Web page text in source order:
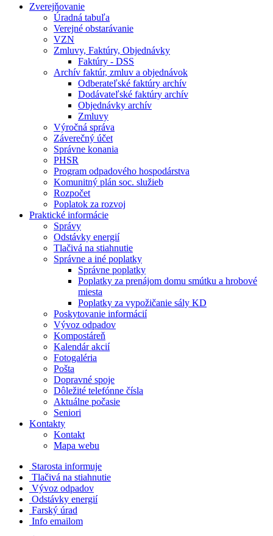
Zverejňovanie
Úradná tabuľa
Verejné obstarávanie
VZN
Zmluvy, Faktúry, Objednávky
Faktúry - DSS
Archív faktúr, zmluv a objednávok
Odberateľské faktúry archív
Dodávateľské faktúry archív
Objednávky archív
Zmluvy
Výročná správa
Záverečný účet
Správne konania
PHSR
Program odpadového hospodárstva
Komunitný plán soc. služieb
Rozpočet
Poplatok za rozvoj
Praktické informácie
Správy
Odstávky energií
Tlačivá na stiahnutie
Správne a iné poplatky
Správne poplatky
Poplatky za prenájom domu smútku a hrobové
miesta
Poplatky za vypožičanie sály KD
Poskytovanie informácií
Vývoz odpadov
Kompostáreň
Kalendár akcií
Fotogaléria
Pošta
Dopravné spoje
Dôležité telefónne čísla
Aktuálne počasie
Seniori
Kontakty
Kontakt
Mapa webu
Starosta informuje
Tlačivá na stiahnutie
Vývoz odpadov
Odstávky energií
Farský úrad
Info emailom